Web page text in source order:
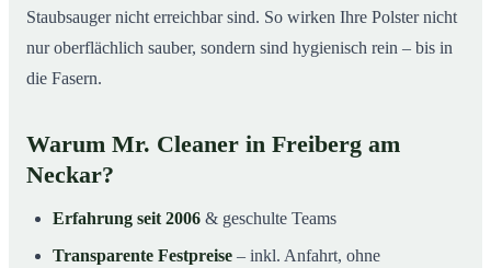
Staubsauger nicht erreichbar sind. So wirken Ihre Polster nicht
nur oberflächlich sauber, sondern sind hygienisch rein – bis in
die Fasern.
Warum Mr. Cleaner in Freiberg am
Neckar?
Erfahrung seit 2006 & geschulte Teams
Transparente Festpreise – inkl. Anfahrt, ohne